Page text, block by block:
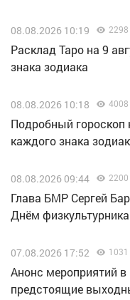
08.08.2026 10:19 2298
Расклад Таро на 9
знака зодиака
08.08.2026 10:18 4008
Подробный гороскоп
каждого знака
08.08.2026 09:44 2200
Глава БМР Сергей
Днём физкультурника
07.08.2026 17:52 1031
Анонс мероприятий
предстоящие